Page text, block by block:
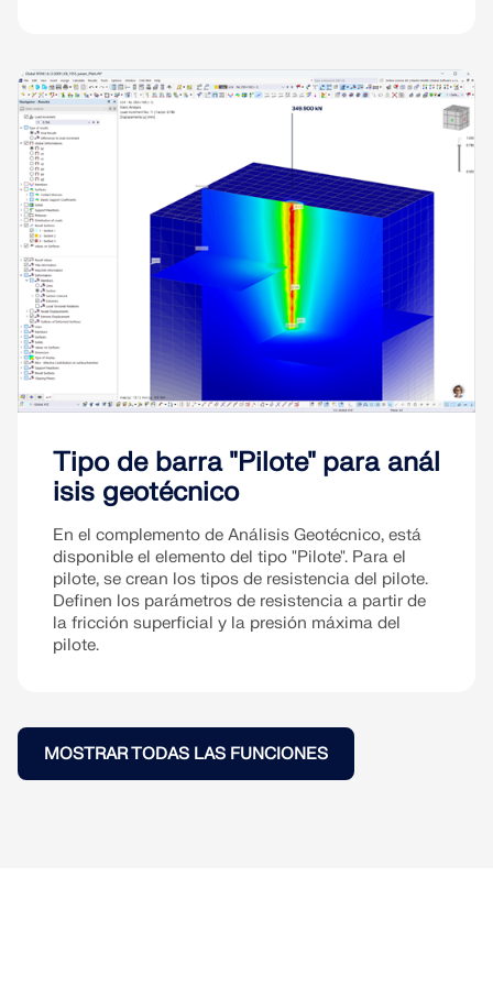
Tipo de barra "Pilote" para anál
isis geotécnico
En el complemento de Análisis Geotécnico, está
disponible el elemento del tipo "Pilote". Para el
pilote, se crean los tipos de resistencia del pilote.
Definen los parámetros de resistencia a partir de
la fricción superficial y la presión máxima del
pilote.
MOSTRAR TODAS LAS FUNCIONES